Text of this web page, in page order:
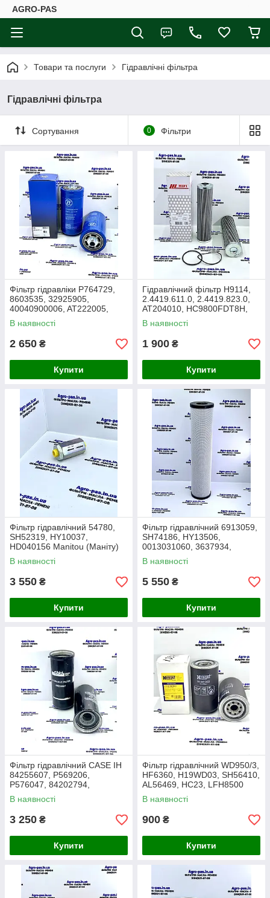
AGRO-PAS
Товари та послуги Гідравлічні фільтра
Гідравлічні фільтра
Сортування 0 Фільтри
Фільтр гідравліки P764729,
8603535, 32925905,
40040900006, AT222005,
47400021, AT336140,
0501.333.764, HG385W
В наявності
2 650 ₴
Купити
Гідравлічний фільтр H9114,
2.4419.611.0, 2.4419.823.0,
AT204010, HC9800FDT8H,
SH57157, HD5176, HY20807
В наявності
1 900 ₴
Купити
Фільтр гідравлічний 54780,
SH52319, HY10037,
HD040156 Manitou (Маніту)
В наявності
3 550 ₴
Купити
Фільтр гідравлічний 6913059,
SH74186, HY13506,
0013031060, 3637934,
0251RK015MM, 1268080,
SH74186SP
В наявності
5 550 ₴
Купити
Фільтр гідравлічний CASE IH
84255607, P569206,
P576047, 84202794,
47833556, 87586809,
47668040
В наявності
3 250 ₴
Купити
Фільтр гідравлічний WD950/3,
HF6360, H19WD03, SH56410,
AL56469, HC23, LFH8500
В наявності
900 ₴
Купити